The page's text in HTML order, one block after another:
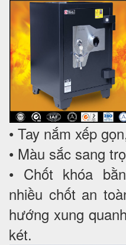
• Tay nắm xếp
• Màu sắc sang
• Chốt khóa
nhiều chốt an
hướng xung
két.